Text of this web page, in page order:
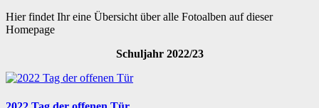
Hier findet Ihr eine Übersicht über alle Fotoalben auf dieser
Homepage
Schuljahr 2022/23